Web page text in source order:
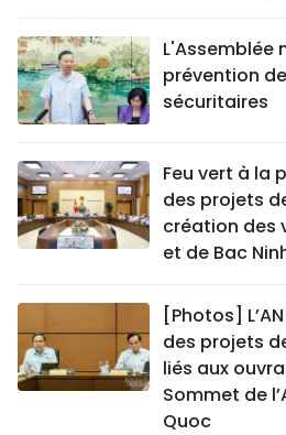
L'Assemblée
prévention
sécuritaires
Feu vert à la
des projets
création des
et de Bac
[Photos]
des projets
liés aux
Sommet de
Quoc